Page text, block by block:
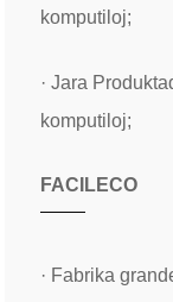
komputiloj;
· Jara
komputiloj;
FACILECO
· Fabrika